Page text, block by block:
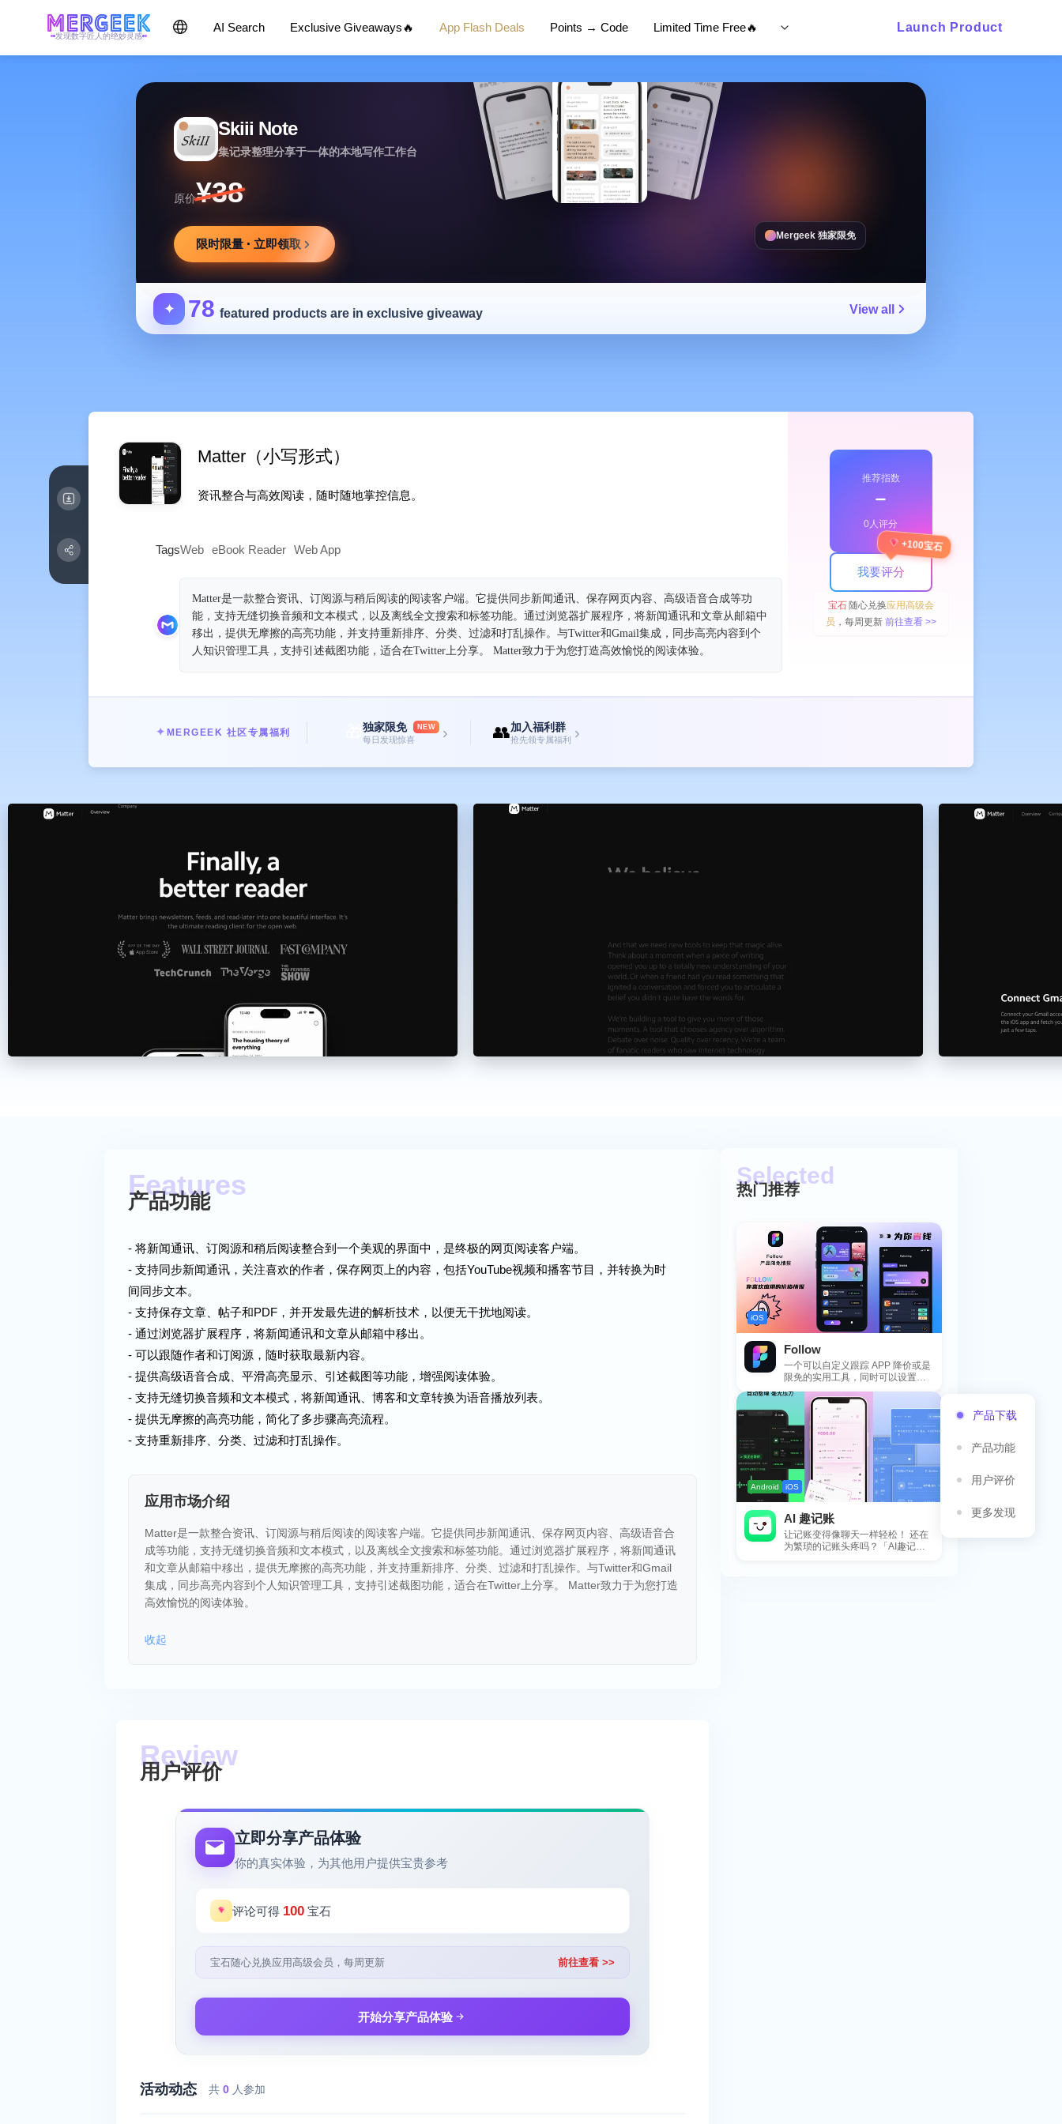
发现数字匠人的绝妙灵感
AI Search Exclusive Giveaways🔥 App Flash Deals Points → Code Limited Time Free🔥 Launch Product
Skiii Note
集记录整理分享于一体的本地写作工作台
原价¥38
限时限量 · 立即领取
Mergeek 独家限免
✦ 78 featured products are in exclusive giveaway View all
Matter（小写形式）
资讯整合与高效阅读，随时随地掌控信息。
TagsWeb eBook Reader Web App
Matter是一款整合资讯、订阅源与稍后阅读的阅读客户端。它提供同步新闻通讯、保存网页内容、高级语音合成等功
能，支持无缝切换音频和文本模式，以及离线全文搜索和标签功能。通过浏览器扩展程序，将新闻通讯和文章从邮箱中
移出，提供无摩擦的高亮功能，并支持重新排序、分类、过滤和打乱操作。与Twitter和Gmail集成，同步高亮内容到个
人知识管理工具，支持引述截图功能，适合在Twitter上分享。 Matter致力于为您打造高效愉悦的阅读体验。
推荐指数
﹣
0人评分
我要评分
+100宝石
宝石随心兑换应用高级会
员 ，每周更新 前往查看 >>
✦ MERGEEK 社区专属福利 独家限免 NEW
每日发现惊喜 › 👥加入福利群
抢先领专属福利 ›
产品下载
产品功能
用户评价
更多发现
产品功能
- 将新闻通讯、订阅源和稍后阅读整合到一个美观的界面中，是终极的网页阅读客户端。
- 支持同步新闻通讯，关注喜欢的作者，保存网页上的内容，包括YouTube视频和播客节目，并转换为时
间同步文本。
- 支持保存文章、帖子和PDF，并开发最先进的解析技术，以便无干扰地阅读。
- 通过浏览器扩展程序，将新闻通讯和文章从邮箱中移出。
- 可以跟随作者和订阅源，随时获取最新内容。
- 提供高级语音合成、平滑高亮显示、引述截图等功能，增强阅读体验。
- 支持无缝切换音频和文本模式，将新闻通讯、博客和文章转换为语音播放列表。
- 提供无摩擦的高亮功能，简化了多步骤高亮流程。
- 支持重新排序、分类、过滤和打乱操作。
应用市场介绍
Matter是一款整合资讯、订阅源与稍后阅读的阅读客户端。它提供同步新闻通讯、保存网页内容、高级语音合
成等功能，支持无缝切换音频和文本模式，以及离线全文搜索和标签功能。通过浏览器扩展程序，将新闻通讯
和文章从邮箱中移出，提供无摩擦的高亮功能，并支持重新排序、分类、过滤和打乱操作。与Twitter和Gmail
集成，同步高亮内容到个人知识管理工具，支持引述截图功能，适合在Twitter上分享。 Matter致力于为您打造
高效愉悦的阅读体验。
收起
用户评价
立即分享产品体验
你的真实体验，为其他用户提供宝贵参考
评论可得 100 宝石
宝石随心兑换应用高级会员，每周更新 前往查看 >>
开始分享产品体验
活动动态 共 0 人参加
热门推荐
iOS
Follow
一个可以自定义跟踪 APP 降价或是
限免的实用工具，同时可以设置包
括 APP，游戏，热门类和精选类
Android iOS
AI 趣记账
让记账变得像聊天一样轻松！ 还在
为繁琐的记账头疼吗？「AI趣记